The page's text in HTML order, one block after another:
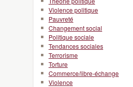
Violence politique
Pauvreté
Changement social
Politique sociale
Tendances sociales
Terrorisme
Torture
Commerce/libre-échange
Violence